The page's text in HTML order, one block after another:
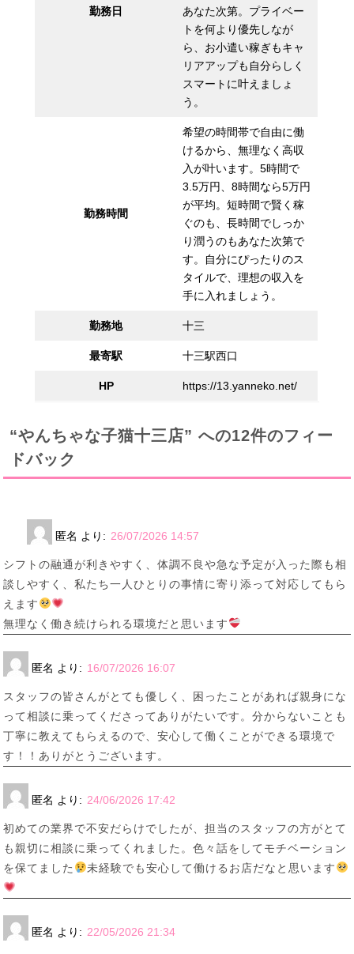
勤務日
あなた次第。プライベー
トを何より優先しなが
ら、お小遣い稼ぎもキャ
リアアップも自分らしく
スマートに叶えましょ
う。
勤務時間
希望の時間帯で自由に働
けるから、無理なく高収
入が叶います。5時間で
3.5万円、8時間なら5万円
が平均。短時間で賢く稼
ぐのも、長時間でしっか
り潤うのもあなた次第で
す。自分にぴったりのス
タイルで、理想の収入を
手に入れましょう。
勤務地 十三
最寄駅 十三駅西口
HP https://13.yanneko.net/
“やんちゃな子猫十三店” への12件のフィー
ドバック
匿名 より: 26/07/2026 14:57
シフトの融通が利きやすく、体調不良や急な予定が入った際も相
談しやすく、私たち一人ひとりの事情に寄り添って対応してもら
えます
無理なく働き続けられる環境だと思います
匿名 より: 16/07/2026 16:07
スタッフの皆さんがとても優しく、困ったことがあれば親身にな
って相談に乗ってくださってありがたいです。分からないことも
丁寧に教えてもらえるので、安心して働くことができる環境で
す！！ありがとうございます。
匿名 より: 24/06/2026 17:42
初めての業界で不安だらけでしたが、担当のスタッフの方がとて
も親切に相談に乗ってくれました。色々話をしてモチベーション
を保てました
未経験でも安心して働けるお店だなと思います
匿名 より: 22/05/2026 21:34